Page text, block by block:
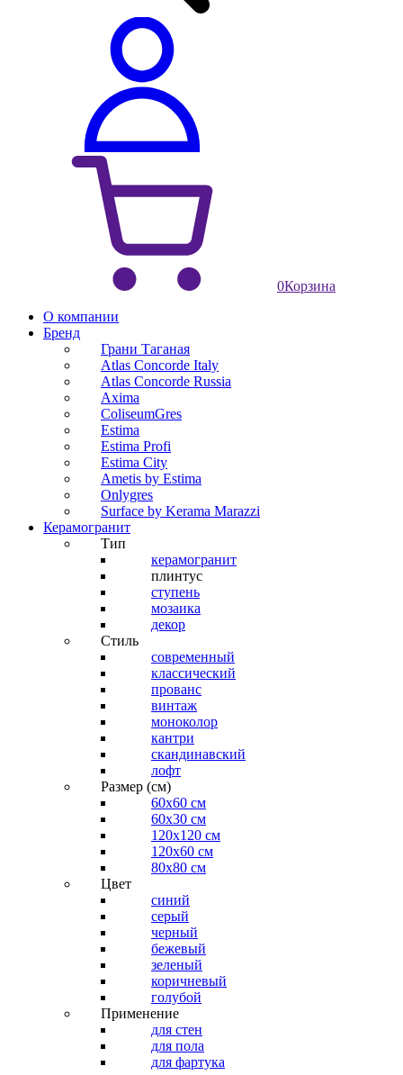
0Корзина
О компании
Бренд
Грани Таганая
Atlas Concorde Italy
Atlas Concorde Russia
Axima
ColiseumGres
Estima
Estima Profi
Estima City
Ametis by Estima
Onlygres
Surface by Kerama Marazzi
Керамогранит
Тип
керамогранит
плинтус
ступень
мозаика
декор
Стиль
современный
классический
прованс
винтаж
моноколор
кантри
скандинавский
лофт
Размер (см)
60х60 см
60x30 см
120x120 см
120x60 см
80x80 см
Цвет
синий
серый
черный
бежевый
зеленый
коричневый
голубой
Применение
для стен
для пола
для фартука